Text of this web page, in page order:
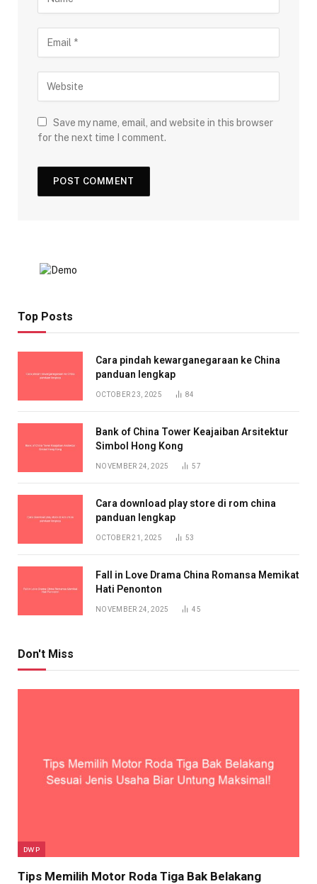
Save my name, email, and website in this browser
for the next time I comment.
Top Posts
Cara pindah kewarganegaraan ke China
panduan lengkap
OCTOBER 23, 2025 84
Bank of China Tower Keajaiban Arsitektur
Simbol Hong Kong
NOVEMBER 24, 2025 57
Cara download play store di rom china
panduan lengkap
OCTOBER 21, 2025 53
Fall in Love Drama China Romansa Memikat
Hati Penonton
NOVEMBER 24, 2025 45
Don't Miss
DWP
Tips Memilih Motor Roda Tiga Bak Belakang